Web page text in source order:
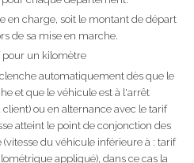
en charge, soit le montant de départ
de sa mise en marche.
pour un kilomètre
automatiquement dès que le
et que le véhicule est à l'arrêt
ou en alternance avec le tarif
atteint le point de conjonction des
du véhicule inférieure à : tarif
appliqué), dans ce cas la